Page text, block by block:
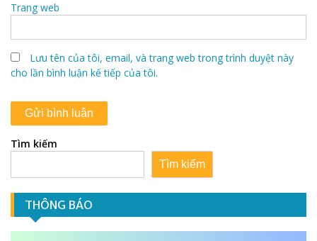
Trang web
Lưu tên của tôi, email, và trang web trong trình duyệt này
cho lần bình luận kế tiếp của tôi.
Tìm kiếm
Tìm kiếm
THÔNG BÁO